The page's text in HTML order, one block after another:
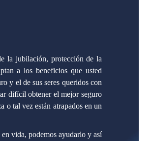
la jubilación, protección de la
a los beneficios que usted
y el de sus seres queridos con
difícil obtener el mejor seguro
o tal vez están atrapados en un
vida, podemos ayudarlo y así